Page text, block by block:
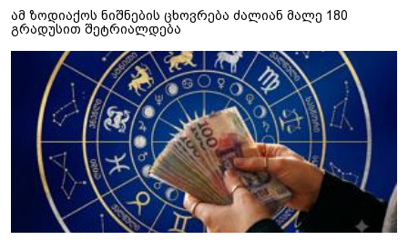
ამ ზოდიაქოს ნიშნების ცხოვრება ძალიან მალე 180
გრადუსით შეტრიალდება